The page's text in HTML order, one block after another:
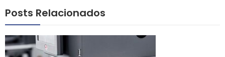
Posts Relacionados